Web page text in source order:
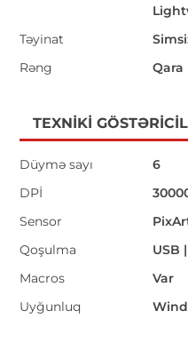
Təyinat
Rəng
Qara
TEXNIKI
Düymə sayı
6
DPİ
Sensor
Qoşulma
USB
Macros
Var
Uyğunluq